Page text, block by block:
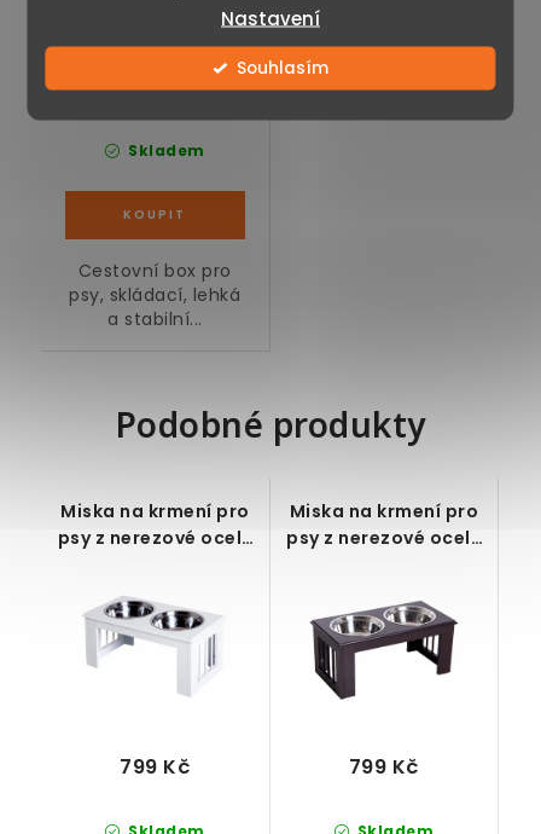
Nastavení
Souhlasím
Skladem
990 Kč
Cestovní box pro
psy, skládací, lehká
a stabilní...
Podobné produkty
Miska na krmení pro
psy z nerezové oceli,
25,4 cm
799 Kč
Miska na krmení pro
psy z nerezové oceli,
799 Kč